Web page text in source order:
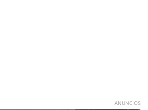
ANUNCIOS